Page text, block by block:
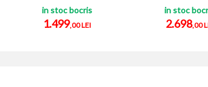
in stoc bocris
1.499,00 LEI
in stoc
2.698,00